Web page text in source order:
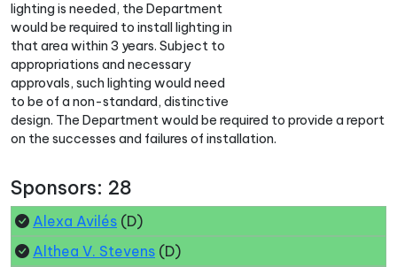
lighting is needed, the Department
would be required to install lighting in
that area within 3 years. Subject to
appropriations and necessary
approvals, such lighting would need
to be of a non-standard, distinctive
design. The Department would be required to provide a report
on the successes and failures of installation.
Sponsors: 28
Alexa Avilés (D)
Althea V. Stevens (D)